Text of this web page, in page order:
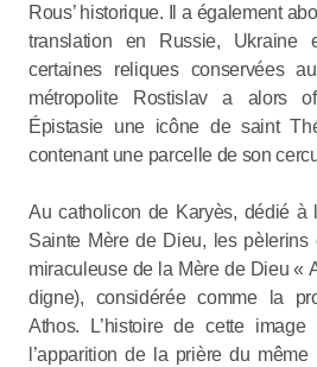
Rous’ historique. Il a également
translation en Russie, Ukraine
certaines reliques conservées
métropolite Rostislav a alors
Épistasie une icône de saint
contenant une parcelle de son
Au catholicon de Karyès, dédié à
Sainte Mère de Dieu, les pèlerins
miraculeuse de la Mère de Dieu «
digne), considérée comme la
Athos. L’histoire de cette
l’apparition de la prière du même